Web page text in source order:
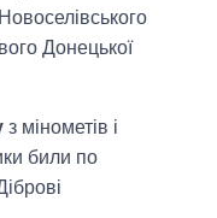
Донецької
з мінометів і
били по